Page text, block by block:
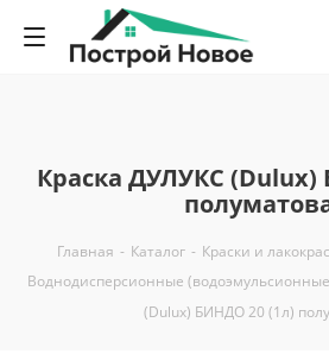
Краска ДУЛУКС (Dulux)
Главная - Каталог - Краски и
Воднодисперсионные
(Dulux) БИНДО 20 (1л)